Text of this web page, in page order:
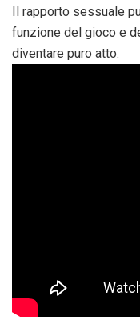
Il rapporto sessuale
funzione del gioco e
diventare puro atto.